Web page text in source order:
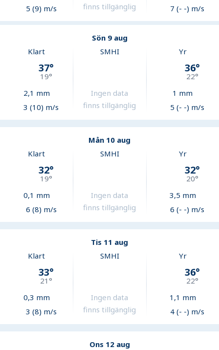
5 (9) m/s
finns tillgänglig
7 (- -) m/s
Sön 9 aug
Klart
37°
19°
2,1 mm
3 (10) m/s
SMHI
Ingen data
finns tillgänglig
Yr
36°
22°
1 mm
5 (- -) m/s
Mån 10 aug
Klart
32°
19°
0,1 mm
6 (8) m/s
SMHI
Ingen data
finns tillgänglig
Yr
32°
20°
3,5 mm
6 (- -) m/s
Tis 11 aug
Klart
33°
21°
0,3 mm
3 (8) m/s
SMHI
Ingen data
finns tillgänglig
Yr
36°
22°
1,1 mm
4 (- -) m/s
Ons 12 aug